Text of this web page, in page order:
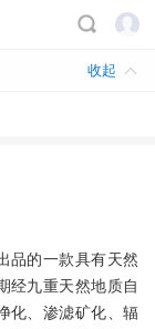
收起
品的一款具有天然
经九重天然地质自
化、渗滤矿化、辐